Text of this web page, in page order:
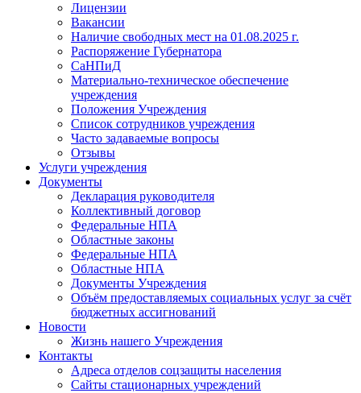
Лицензии
Вакансии
Наличие свободных мест на 01.08.2025 г.
Распоряжение Губернатора
СаНПиД
Материально-техническое обеспечение
учреждения
Положения Учреждения
Список сотрудников учреждения
Часто задаваемые вопросы
Отзывы
Услуги учреждения
Документы
Декларация руководителя
Коллективный договор
Федеральные НПА
Областные законы
Федеральные НПА
Областные НПА
Документы Учреждения
Объём предоставляемых социальных услуг за счёт
бюджетных ассигнований
Новости
Жизнь нашего Учреждения
Контакты
Адреса отделов соцзащиты населения
Сайты стационарных учреждений